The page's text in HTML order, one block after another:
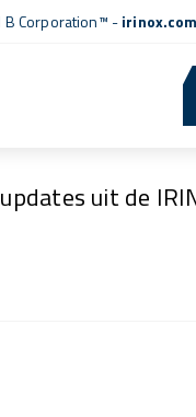
B Corporation™ -irinox.com
uit de